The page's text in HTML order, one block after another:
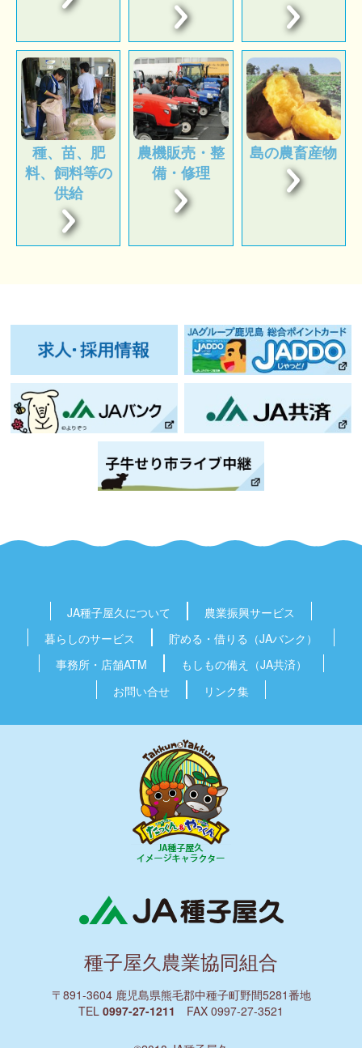
種、苗、肥
料、飼料等の
供給
農機販売・整
備・修理
島の農畜産物
JA種子屋久 について 農業振興サービス
暮らしのサービス 貯める・借りる （JAバンク）
事務所・店舗ATM もしもの備え
（JA共済）
お問い合せ
リンク集
種子屋久農業協同組合
〒891-3604 鹿児島県熊毛郡中種子町野間5281番地
TEL 0997-27-1211 FAX 0997-27-3521